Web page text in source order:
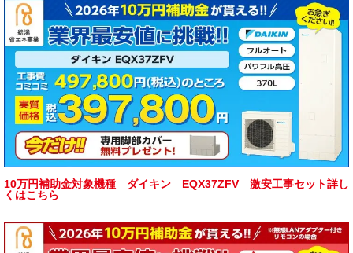
10万円補助金対象機種 ダイキン EQX37ZFV 激安工事セット詳し
くはこちら